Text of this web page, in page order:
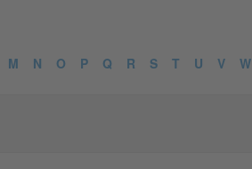
M N O P Q R S T U V W